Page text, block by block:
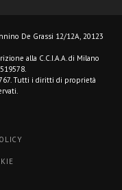
De Grassi 12/12A, 20123
alla C.C.I.A.A. di Milano
Tutti i diritti di proprietà